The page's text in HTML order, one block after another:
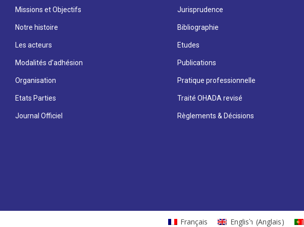
Missions et Objectifs
Notre histoire
Les acteurs
Modalités d’adhésion
Organisation
Etats Parties
Journal Officiel
Jurisprudence
Bibliographie
Etudes
Publications
Pratique professionnelle
Traité OHADA revisé
Règlements & Décisions
Français English (Anglais)